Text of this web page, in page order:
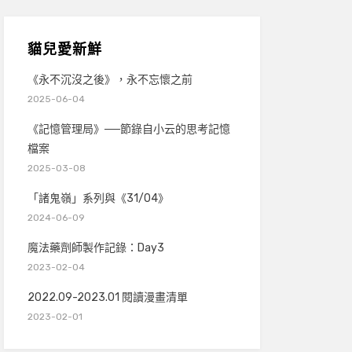
貓兒愛新鮮
《永不沉沒之後》，永不忘懷之前
2025-06-04
《記憶管理局》──節錄自小云的思考記憶
檔案
2025-03-08
「諸鬼嶺」系列與《31/04》
2024-06-09
魔法藥劑師製作記錄：Day3
2023-02-04
2022.09-2023.01 閱讀漫畫清單
2023-02-01